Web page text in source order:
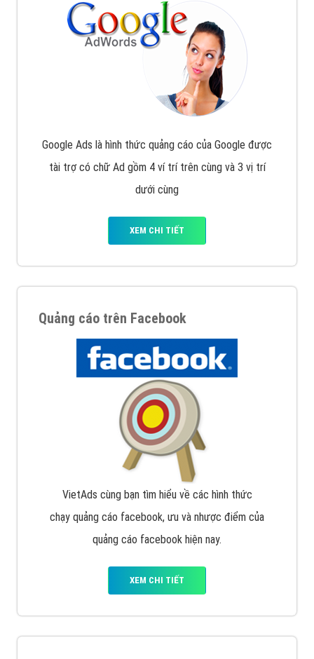
Google Ads là hình thức quảng cáo của Google được
tài trợ có chữ Ad gồm 4 ví trí trên cùng và 3 vị trí
dưới cùng
XEM CHI TIẾT
Quảng cáo trên Facebook
VietAds cùng bạn tìm hiểu về các hình thức
chạy quảng cáo facebook, ưu và nhược điểm của
quảng cáo facebook hiện nay.
XEM CHI TIẾT